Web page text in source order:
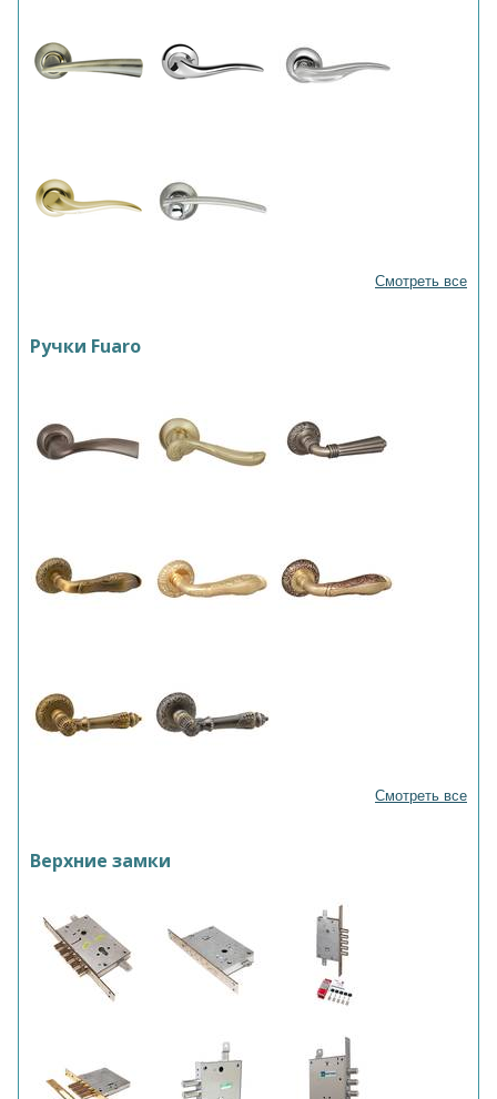
Смотреть все
Ручки Fuaro
Смотреть все
Верхние замки